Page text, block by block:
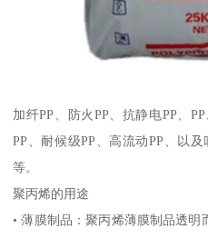
加纤PP 、防火 PP 、抗静电PP PP
PP 、耐候级PP 、高流动PP 、以
等。
聚丙烯的用途
•薄膜制品：聚丙烯薄膜制品透明